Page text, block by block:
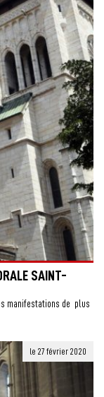
SAINT-
manifestations de plus
le 27 février 2020